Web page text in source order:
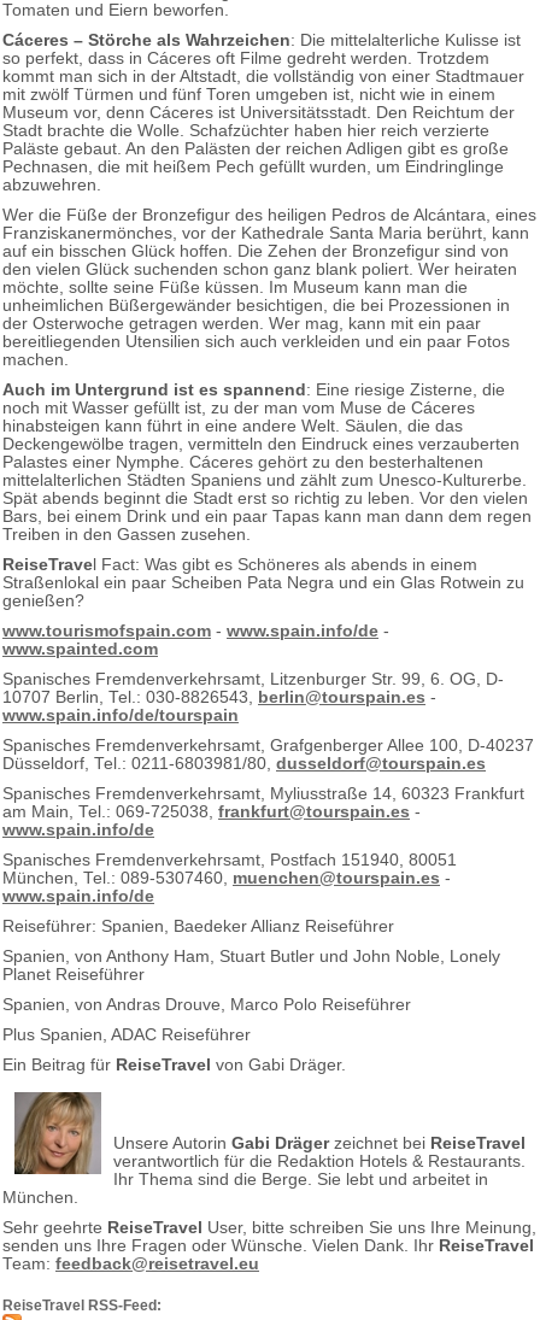
Tomaten und Eiern beworfen.
Cáceres – Störche als Wahrzeichen: Die mittelalterliche Kulisse ist
so perfekt, dass in Cáceres oft Filme gedreht werden. Trotzdem
kommt man sich in der Altstadt, die vollständig von einer Stadtmauer
mit zwölf Türmen und fünf Toren umgeben ist, nicht wie in einem
Museum vor, denn Cáceres ist Universitätsstadt. Den Reichtum der
Stadt brachte die Wolle. Schafzüchter haben hier reich verzierte
Paläste gebaut. An den Palästen der reichen Adligen gibt es große
Pechnasen, die mit heißem Pech gefüllt wurden, um Eindringlinge
abzuwehren.
Wer die Füße der Bronzefigur des heiligen Pedros de Alcántara, eines
Franziskanermönches, vor der Kathedrale Santa Maria berührt, kann
auf ein bisschen Glück hoffen. Die Zehen der Bronzefigur sind von
den vielen Glück suchenden schon ganz blank poliert. Wer heiraten
möchte, sollte seine Füße küssen. Im Museum kann man die
unheimlichen Büßergewänder besichtigen, die bei Prozessionen in
der Osterwoche getragen werden. Wer mag, kann mit ein paar
bereitliegenden Utensilien sich auch verkleiden und ein paar Fotos
machen.
Auch im Untergrund ist es spannend: Eine riesige Zisterne, die
noch mit Wasser gefüllt ist, zu der man vom Muse de Cáceres
hinabsteigen kann führt in eine andere Welt. Säulen, die das
Deckengewölbe tragen, vermitteln den Eindruck eines verzauberten
Palastes einer Nymphe. Cáceres gehört zu den besterhaltenen
mittelalterlichen Städten Spaniens und zählt zum Unesco-Kulturerbe.
Spät abends beginnt die Stadt erst so richtig zu leben. Vor den vielen
Bars, bei einem Drink und ein paar Tapas kann man dann dem regen
Treiben in den Gassen zusehen.
ReiseTravel Fact: Was gibt es Schöneres als abends in einem
Straßenlokal ein paar Scheiben Pata Negra und ein Glas Rotwein zu
genießen?
www.tourismofspain.com - www.spain.info/de -
www.spainted.com
Spanisches Fremdenverkehrsamt, Litzenburger Str. 99, 6. OG, D-
10707 Berlin, Tel.: 030-8826543, berlin@tourspain.es -
www.spain.info/de/tourspain
Spanisches Fremdenverkehrsamt, Grafgenberger Allee 100, D-40237
Düsseldorf, Tel.: 0211-6803981/80, dusseldorf@tourspain.es
Spanisches Fremdenverkehrsamt, Myliusstraße 14, 60323 Frankfurt
am Main, Tel.: 069-725038, frankfurt@tourspain.es -
www.spain.info/de
Spanisches Fremdenverkehrsamt, Postfach 151940, 80051
München, Tel.: 089-5307460, muenchen@tourspain.es -
www.spain.info/de
Reiseführer: Spanien, Baedeker Allianz Reiseführer
Spanien, von Anthony Ham, Stuart Butler und John Noble, Lonely
Planet Reiseführer
Spanien, von Andras Drouve, Marco Polo Reiseführer
Plus Spanien, ADAC Reiseführer
Ein Beitrag für ReiseTravel von Gabi Dräger.
Unsere Autorin Gabi Drägerzeichnet bei ReiseTravel
verantwortlich für die Redaktion Hotels & Restaurants.
Ihr Thema sind die Berge. Sie lebt und arbeitet in
München.
Sehr geehrte ReiseTravel User, bitte schreiben Sie uns Ihre Meinung,
senden uns Ihre Fragen oder Wünsche. Vielen Dank. Ihr ReiseTravel
Team: feedback@reisetravel.eu
ReiseTravel RSS-Feed: